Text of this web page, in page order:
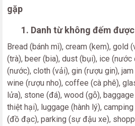
gặp
1. Danh từ không đếm
Bread (bánh mì), cream (kem), gold
(trà), beer (bia), dust (bụi), ice (nước
(nước), cloth (vải), gin (rượu gin),
wine (rượu nho), coffee (cà phê),
lửa), stone (đá), wood (gỗ),
thiệt hại), luggage (hành lý),
(đồ đạc), parking (sự đậu xe),